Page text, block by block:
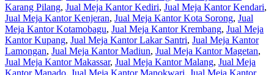
Karang Pilang, Jual Meja Kantor Kediri, Jual Meja Kantor Kendari,
Jual Meja Kantor Kenjeran, Jual Meja Kantor Kota Sorong, Jual
Meja Kantor Kotamobagu, Jual Meja Kantor Krembang, Jual Meja
Kantor Kupang, Jual Meja Kantor Lakar Santri, Jual Meja Kantor
Lamongan, Jual Meja Kantor Madiun, Jual Meja Kantor Magetan,
Jual Meja Kantor Makassar, Jual Meja Kantor Malang, Jual Meja
Kantor Manado, Jual Meja Kantor Manokwari, Jual Meja Kantor